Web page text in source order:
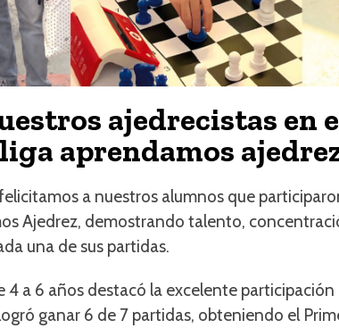
ajedrecistas en
aprendamos
a nuestros alumnos que
Ajedrez, demostrando talento,
una de sus partidas.
4 a 6 años destacó la excelente participación
ganar 6 de 7 partidas, obteniendo el